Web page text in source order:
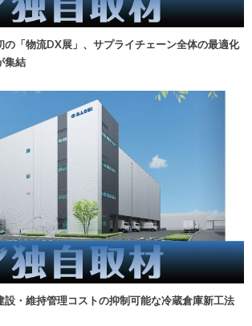
の「物流DX展」、サプライチェーン全体の最適化
集結
設・維持管理コストの抑制可能な冷蔵倉庫新工法